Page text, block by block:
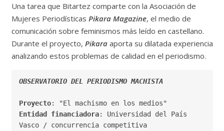
Una tarea que Bitartez comparte con la Asociación de
Mujeres Periodísticas Pikara Magazine, el medio de
comunicación sobre feminismos más leído en castellano.
Durante el proyecto, Pikaraaporta su dilatada experiencia
analizando estos problemas de calidad en el periodismo.
Proyecto
Entidad financiadora: Universidad del País
Vasco / concurrencia competitiva